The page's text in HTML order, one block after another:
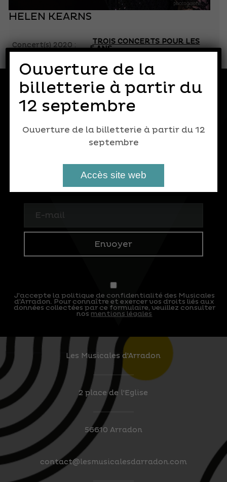
HELEN KEARNS
Concert(s) 2020 :
TROIS CONCERTS POUR LES
5 ANS
S'ABONNER À LA
NEWSLETTER
Inscrivez-vous et recevez l'actualité des
J'accepte la politique de confidentialité des Musicales
d'Arradon. Pour connaître et exercer vos droits liés aux
données collectées par ce formulaire, veuillez consulter
nos mentions légales
Les Musicales d'Arradon
2 place de l'Eglise
56610 Arradon
contact@lesmusicalesdarradon.com
Ouverture de la
billetterie à partir du
12 septembre
Ouverture de la billetterie à partir du 12
septembre
Accès site web